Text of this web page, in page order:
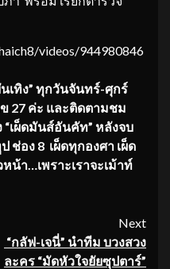
videos/944980846
เทิง” ทุกวันจันทร์-ศุกร์
ข 27 ค่ะ และติดตามชม
เผ็ดมันส์อันคัท” หลังจบ
ช่อง 8 เผ็ดทุกองศา เผ็ด
น้า… เพราะเราจะเม้าท์
Next
“กลัฟ-เจนี่” นำทีม บวงสวง
ละคร “มัดหัวใจยัยซุปตาร์”